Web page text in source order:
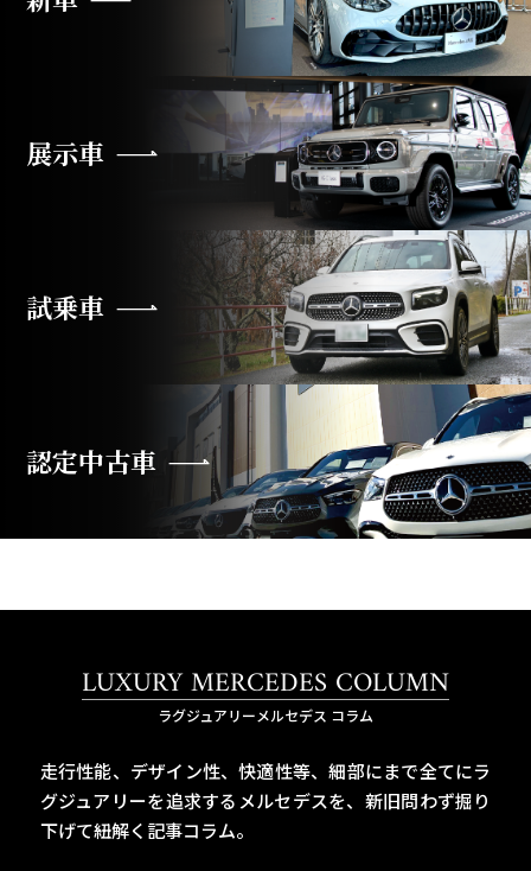
展示車
試乗車
認定中古車
LUXURY MERCEDES COLUMN
ラグジュアリーメルセデス コラム
走行性能、デザイン性、快適性等、細部にまで全てにラ
グジュアリーを追求するメルセデスを、 新旧問わず掘り
下げて紐解く記事コラム。